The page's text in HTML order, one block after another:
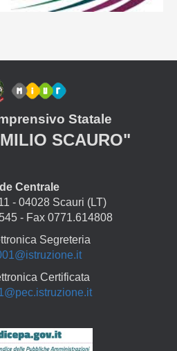
Statale
SCAURO"
Centrale
- 04028 Scauri (LT)
- Fax 0771.614808
Segreteria
Certificata